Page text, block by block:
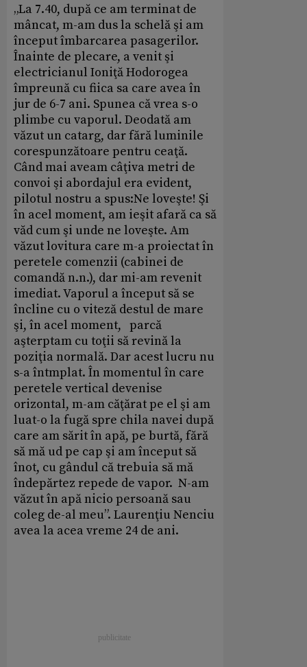
„La 7.40, după ce am terminat de
mâncat, m-am dus la schelă şi am
început îmbarcarea pasagerilor.
Înainte de plecare, a venit şi
electricianul Ioniţă Hodorogea
împreună cu fiica sa care avea în
jur de 6-7 ani. Spunea că vrea s-o
plimbe cu vaporul. Deodată am
văzut un catarg, dar fără luminile
corespunzătoare pentru ceaţă.
Când mai aveam câţiva metri de
convoi şi abordajul era evident,
pilotul nostru a spus:Ne loveşte! Şi
în acel moment, am ieşit afară ca să
văd cum şi unde ne loveşte. Am
văzut lovitura care m-a proiectat în
peretele comenzii (cabinei de
comandă n.n.), dar mi-am revenit
imediat. Vaporul a început să se
încline cu o viteză destul de mare
şi, în acel moment, parcă
aşterptam cu toţii să revină la
poziţia normală. Dar acest lucru nu
s-a întmplat. În momentul în care
peretele vertical devenise
orizontal, m-am căţărat pe el şi am
luat-o la fugă spre chila navei după
care am sărit în apă, pe burtă, fără
să mă ud pe cap şi am început să
înot, cu gândul că trebuia să mă
îndepărtez repede de vapor. N-am
văzut în apă nicio persoană sau
coleg de-al meu”. Laurenţiu Nenciu
avea la acea vreme 24 de ani.